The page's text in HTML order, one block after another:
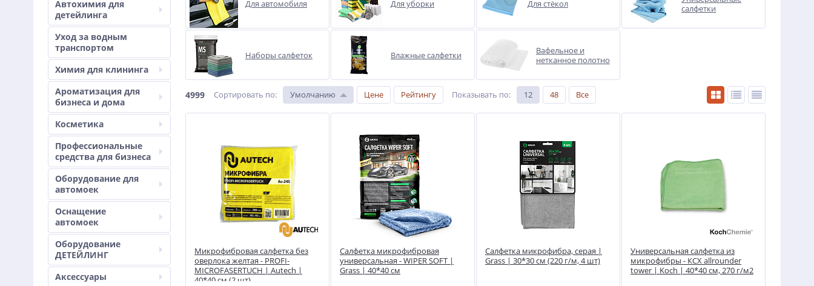
Автохимия для
детейлинга
Уход за водным
транспортом
Химия для клининга
Ароматизация для
бизнеса и дома
Косметика
Профессиональные
средства для бизнеса
Оборудование для
автомоек
Оснащение
автомоек
Оборудование
ДЕТЕЙЛИНГ
Аксессуары
Для автомобиля Для уборки Для стёкол
салфетки
Наборы салфеток Влажные салфетки
Вафельное и
нетканное полотно
4999 Сортировать по: Умолчанию Цене Рейтингу Показывать по: 12 48 Все
Микрофибровая салфетка без
оверлока желтая - PROFI-
MICROFASERTUCH | Autech |
40*40 см (2 шт)
Салфетка микрофибровая
универсальная - WIPER SOFT |
Grass | 40*40 см
Салфетка микрофибра, серая |
Grass | 30*30 см (220 г/м, 4 шт)
Универсальная салфетка из
микрофибры - КСХ allrounder
tower | Koch | 40*40 см, 270 г/м2